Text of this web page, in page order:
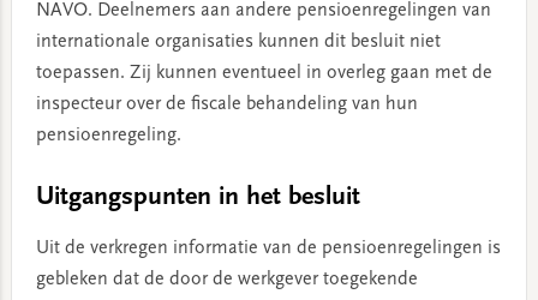
NAVO. Deelnemers aan andere pensioenregelingen van
internationale organisaties kunnen dit besluit niet
toepassen. Zij kunnen eventueel in overleg gaan met de
inspecteur over de fiscale behandeling van hun
pensioenregeling.
Uitgangspunten in het besluit
Uit de verkregen informatie van de pensioenregelingen is
gebleken dat de door de werkgever toegekende